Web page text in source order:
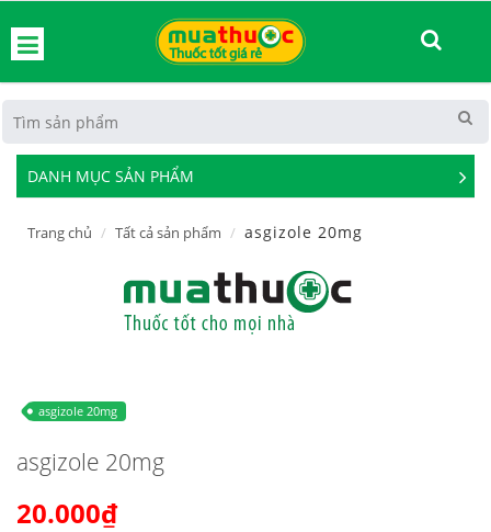
DANH MỤC SẢN PHẨM
See
Trang chủ Tất cả sản phẩm asgizole 20mg
asgizole 20mg
asgizole 20mg
20.000₫